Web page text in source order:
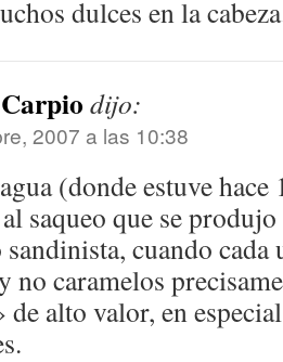
dulces en la
dijo:
2007 a las 10:38
(donde estuve
saqueo que se
cuando cada
caramelos
de alto valor, en